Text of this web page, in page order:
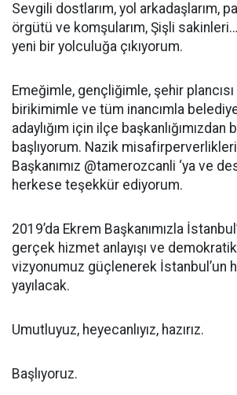
Sevgili dostlarım, yol arkadaşlarım,
örgütü ve komşularım, Şişli
yeni bir yolculuğa çıkıyorum.
Emeğimle, gençliğimle, şehir
birikimimle ve tüm inancımla belediye
adaylığım için ilçe başkanlığımızdan
başlıyorum. Nazik
Başkanımız @tamerozcanli ‘ya ve
herkese teşekkür ediyorum.
2019’da Ekrem Başkanımızla
gerçek hizmet anlayışı ve
vizyonumuz güçlenerek İstanbul’un
yayılacak.
Umutluyuz, heyecanlıyız, hazırız.
Başlıyoruz.